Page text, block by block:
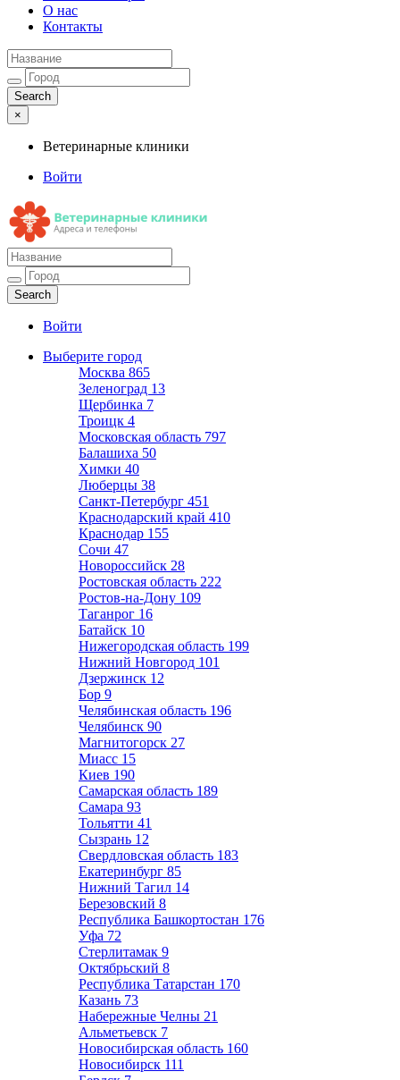
О нас
Контакты
×
Ветеринарные клиники
Войти
Ветеринарные клиники
Адреса и телефоны
Войти
Выберите город
Москва 865
Зеленоград 13
Щербинка 7
Троицк 4
Московская область 797
Балашиха 50
Химки 40
Люберцы 38
Санкт-Петербург 451
Краснодарский край 410
Краснодар 155
Сочи 47
Новороссийск 28
Ростовская область 222
Ростов-на-Дону 109
Таганрог 16
Батайск 10
Нижегородская область 199
Нижний Новгород 101
Дзержинск 12
Бор 9
Челябинская область 196
Челябинск 90
Магнитогорск 27
Миасс 15
Киев 190
Самарская область 189
Самара 93
Тольятти 41
Сызрань 12
Свердловская область 183
Екатеринбург 85
Нижний Тагил 14
Березовский 8
Республика Башкортостан 176
Уфа 72
Стерлитамак 9
Октябрьский 8
Республика Татарстан 170
Казань 73
Набережные Челны 21
Альметьевск 7
Новосибирская область 160
Новосибирск 111